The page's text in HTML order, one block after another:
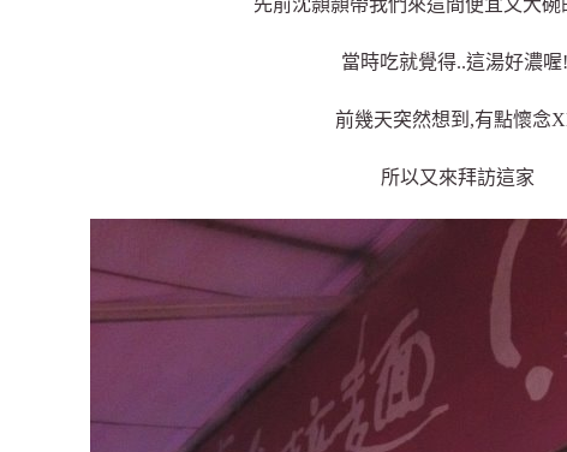
先前沈顥顥帶我們來這間便宜又大碗
當時吃就覺得..這湯好濃喔
前幾天突然想到,有點懷念
所以又來拜訪這家